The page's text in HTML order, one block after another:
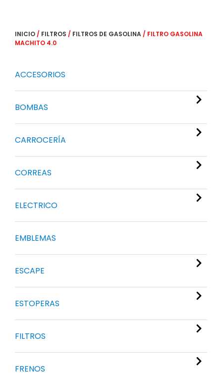
INICIO / FILTROS / FILTROS DE GASOLINA / FILTRO GASOLINA
MACHITO 4.0
ACCESORIOS
BOMBAS
CARROCERÍA
CORREAS
ELECTRICO
EMBLEMAS
ESCAPE
ESTOPERAS
FILTROS
FRENOS